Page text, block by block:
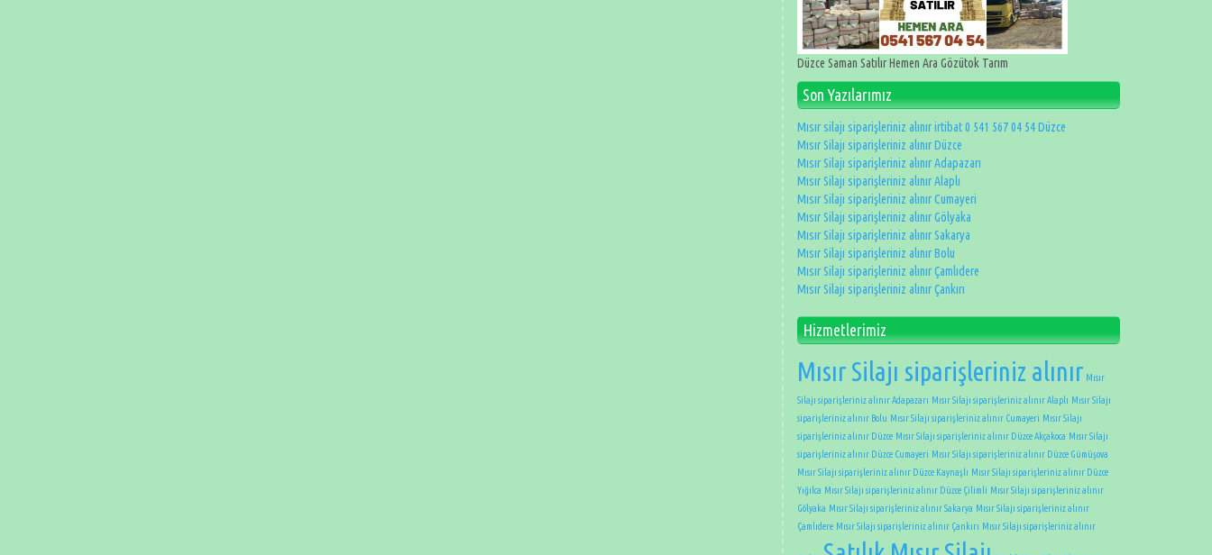
Düzce Saman Satılır Hemen Ara Gözütok Tarım
Son Yazılarımız
Mısır silajı siparişleriniz alınır irtibat 0 541 567 04 54 Düzce
Mısır Silajı siparişleriniz alınır Düzce
Mısır Silajı siparişleriniz alınır Adapazarı
Mısır Silajı siparişleriniz alınır Alaplı
Mısır Silajı siparişleriniz alınır Cumayeri
Mısır Silajı siparişleriniz alınır Gölyaka
Mısır Silajı siparişleriniz alınır Sakarya
Mısır Silajı siparişleriniz alınır Bolu
Mısır Silajı siparişleriniz alınır Çamlıdere
Mısır Silajı siparişleriniz alınır Çankırı
Hizmetlerimiz
Mısır Silajı siparişleriniz alınır Mısır
Silajı siparişleriniz alınır Adapazarı Mısır Silajı siparişleriniz alınır Alaplı Mısır Silajı
siparişleriniz alınır Bolu Mısır Silajı siparişleriniz alınır Cumayeri Mısır Silajı
siparişleriniz alınır Düzce Mısır Silajı siparişleriniz alınır Düzce Akçakoca Mısır Silajı
siparişleriniz alınır Düzce Cumayeri Mısır Silajı siparişleriniz alınır Düzce Gümüşova
Mısır Silajı siparişleriniz alınır Düzce Kaynaşlı Mısır Silajı siparişleriniz alınır Düzce
Yığılca Mısır Silajı siparişleriniz alınır Düzce Çilimli Mısır Silajı siparişleriniz alınır
Gölyaka Mısır Silajı siparişleriniz alınır Sakarya Mısır Silajı siparişleriniz alınır
Çamlıdere Mısır Silajı siparişleriniz alınır Çankırı Mısır Silajı siparişleriniz alınır